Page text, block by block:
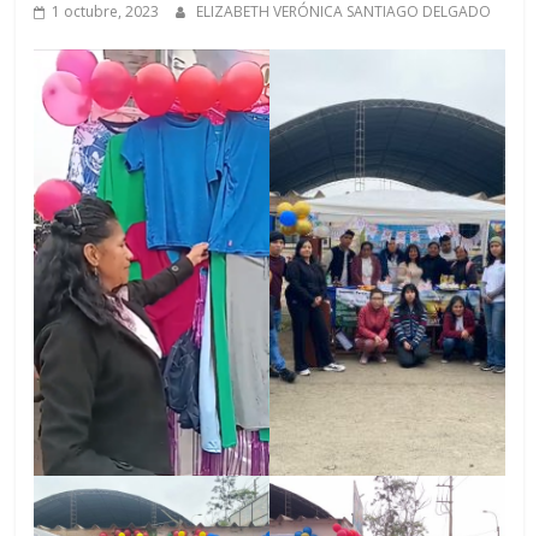
1 octubre, 2023 ELIZABETH VERÓNICA SANTIAGO DELGADO